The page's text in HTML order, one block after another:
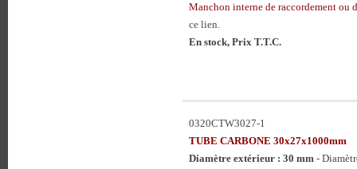
Manchon interne de raccordement ou
ce lien.
En stock, Prix T.T.C.
0320CTW3027-1
TUBE CARBONE 30x27x1000mm
Diamètre extérieur : 30 mm -